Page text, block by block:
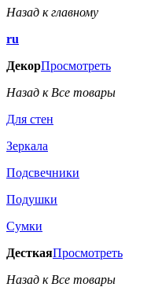
Назад к главному
ru
ДекорПросмотреть
Назад к Все товары
Для стен
Зеркала
Подсвечники
Подушки
Сумки
ДесткаяПросмотреть
Назад к Все товары